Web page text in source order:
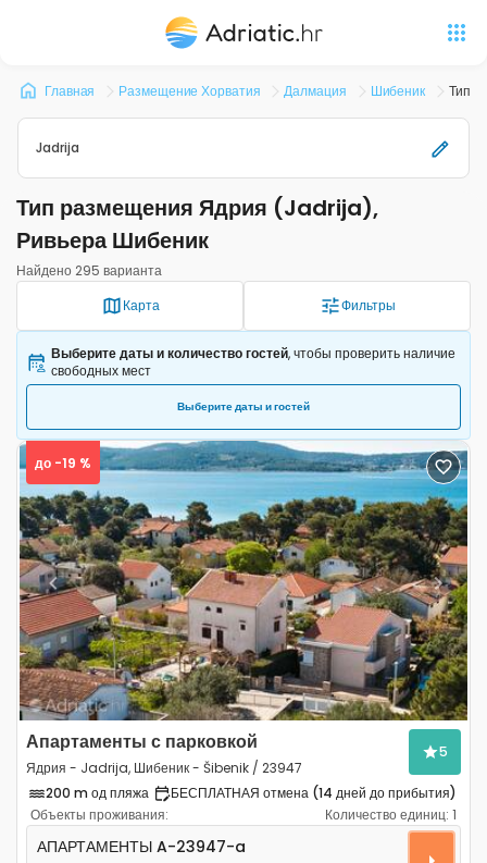
Главная Размещение Хорватия Далмация Шибеник Тип
Jadrija
Тип размещения Ядрия (Jadrija),
Ривьера Шибеник
Найдено 295 варианта
Карта
Фильтры
Выберите даты и количество гостей, чтобы проверить наличие
свободных мест
Выберите даты и гостей
Previous Next
до -19 %
Апартаменты с парковкой
Ядрия - Jadrija, Шибеник - Šibenik / 23947
5
200 m од пляжа
БЕСПЛАТНАЯ отмена (14 дней до прибытия)
Объекты проживания:
Количество единиц: 1
Двухкомнатные апартаменты Ядрия - Jadrija,
АПАРТАМЕНТЫ A-23947-a